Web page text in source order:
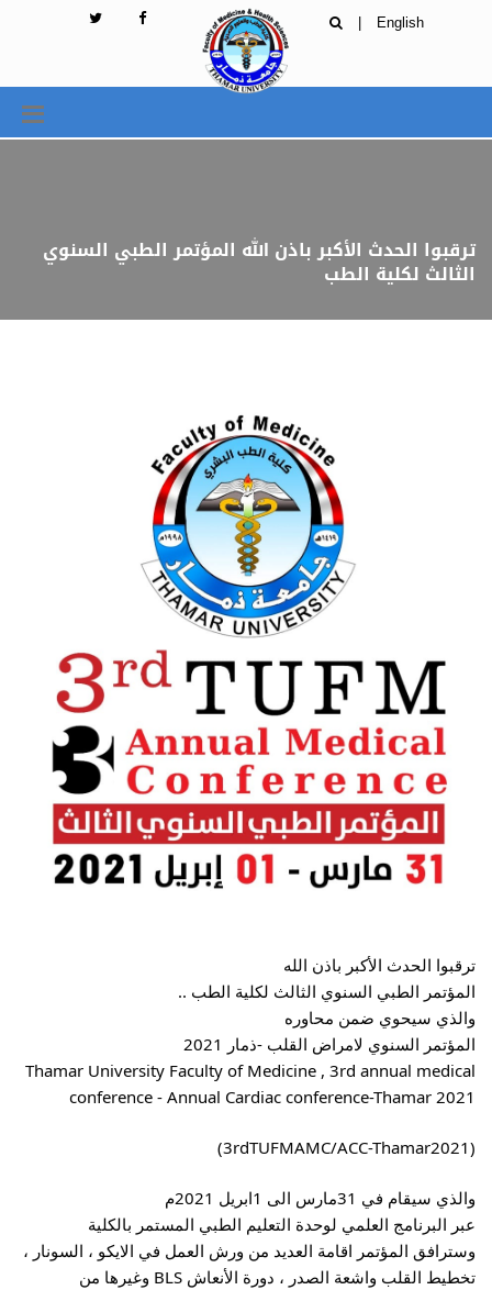
English
|
ترقبوا الحدث الأكبر باذن الله المؤتمر الطبي السنوي
الثالث لكلية الطب
ترقبوا الحدث الأكبر باذن الله
المؤتمر الطبي السنوي الثالث لكلية الطب ..
والذي سيحوي ضمن محاوره
المؤتمر السنوي لامراض القلب -ذمار 2021
Thamar University Faculty of Medicine , 3rd annual medical
conference - Annual Cardiac conference-Thamar 2021
(3rdTUFMAMC/ACC-Thamar2021)
والذي سيقام في 31مارس الى 1ابريل 2021م
عبر البرنامج العلمي لوحدة التعليم الطبي المستمر بالكلية
وسترافق المؤتمر اقامة العديد من ورش العمل في الايكو ، السونار ،
تخطيط القلب واشعة الصدر ، دورة الأنعاش BLS وغيرها من